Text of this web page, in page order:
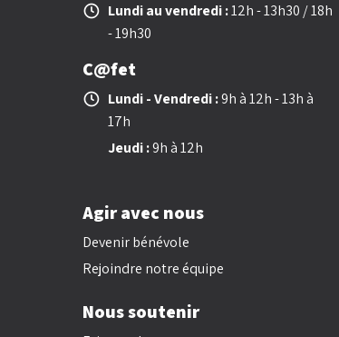
Lundi au vendredi :12h - 13h30 / 18h
- 19h30
C@fet
Lundi - Vendredi :9h à 12h - 13h à
17h
Jeudi :9h à 12h
Agir avec nous
Devenir bénévole
Rejoindre notre équipe
Nous soutenir